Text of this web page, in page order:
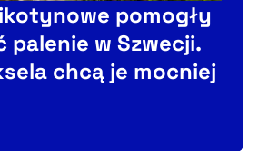
pomogły
palenie w Szwecji.
chcą je mocniej